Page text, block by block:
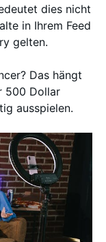
dies nicht
in Ihrem Feed
gelten.
Das hängt
500 Dollar
ausspielen.